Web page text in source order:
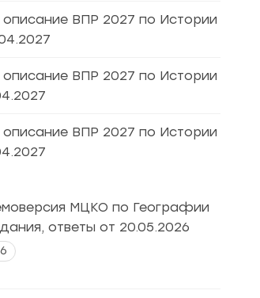
ВПР 2027 по Истории
ВПР 2027 по Истории
ВПР 2027 по Истории
МЦКО по Географии
ответы от 20.05.2026